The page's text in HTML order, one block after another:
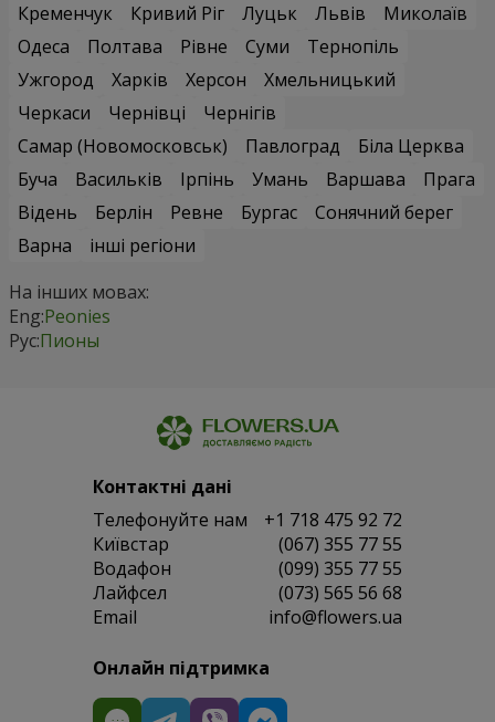
Кременчук
Кривий Ріг Луцьк Львів
Миколаїв
Одеса
Полтава Рівне Суми
Тернопіль
Ужгород
Харків Херсон
Хмельницький
Черкаси
Чернівці
Чернігів
Самар (Новомосковськ)
Павлоград
Біла Церква
Буча
Васильків Ірпінь Умань Варшава
Прага
Відень
Берлін Ревне Бургас
Сонячний берег
Варна
інші регіони
На інших мовах:
Eng:Peonies
Рус:Пионы
Контактні дані
Телефонуйте нам
+1 718 475 92 72
Київстар
(067) 355 77 55
Водафон
(099) 355 77 55
Лайфсел
(073) 565 56 68
Email
info@flowers.ua
Онлайн підтримка